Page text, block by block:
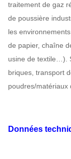
traitement de gaz
de poussière
les
de papier, chaîne
usine de textile…).
briques, transport
poudres/matériaux
Données